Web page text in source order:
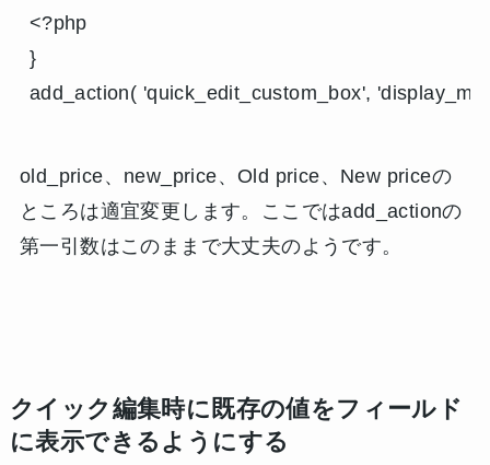
<?php
}
add_action( 'quick_edit_custom_box',
old_price、new_price、Old price、New priceの
ところは適宜変更します。ここではadd_actionの
第一引数はこのままで大丈夫のようです。
クイック編集時に既存の値をフィールド
に表示できるようにする